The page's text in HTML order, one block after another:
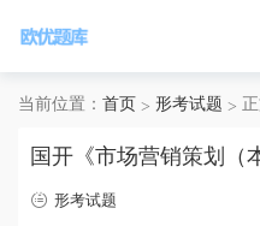
当前位置： 首页 形考试题
国开《市场营销策划（
形考试题